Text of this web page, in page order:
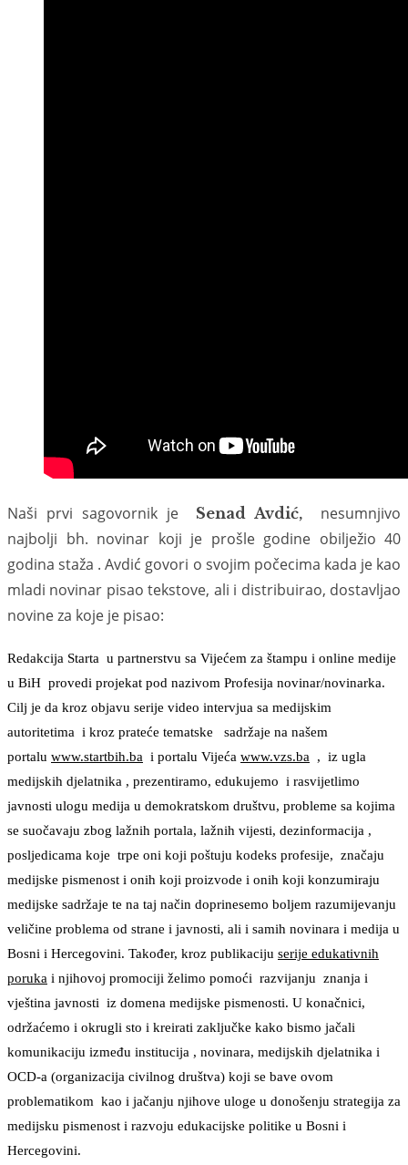
Naši prvi sagovornik je Senad Avdić,
nesumnjivo
najbolji bh. novinar koji je prošle godine obilježio 40
godina staža . Avdić govori o svojim počecima kada je kao
mladi novinar pisao tekstove, ali i distribuirao, dostavljao
novine za koje je pisao:
Redakcija Starta u partnerstvu sa Vijećem za štampu i online medije
u BiH provedi projekat pod nazivom Profesija novinar/novinarka.
Cilj je da kroz objavu serije video intervjua sa medijskim
autoritetima i kroz prateće tematske sadržaje na našem
portalu www.startbih.ba i portalu Vijeća www.vzs.ba , iz ugla
medijskih djelatnika , prezentiramo, edukujemo i rasvijetlimo
javnosti ulogu medija u demokratskom društvu, probleme sa kojima
se suočavaju zbog lažnih portala, lažnih vijesti, dezinformacija ,
posljedicama koje trpe oni koji poštuju kodeks profesije, značaju
medijske pismenost i onih koji proizvode i onih koji konzumiraju
medijske sadržaje te na taj način doprinesemo boljem razumijevanju
veličine problema od strane i javnosti, ali i samih novinara i medija u
Bosni i Hercegovini. Također, kroz publikaciju serije edukativnih
poruka i njihovoj promociji želimo pomoći razvijanju znanja i
vještina javnosti iz domena medijske pismenosti. U konačnici,
održaćemo i okrugli sto i kreirati zaključke kako bismo jačali
komunikaciju između institucija , novinara, medijskih djelatnika i
OCD-a (organizacija civilnog društva) koji se bave ovom
problematikom kao i jačanju njihove uloge u donošenju strategija za
medijsku pismenost i razvoju edukacijske politike u Bosni i
Hercegovini.